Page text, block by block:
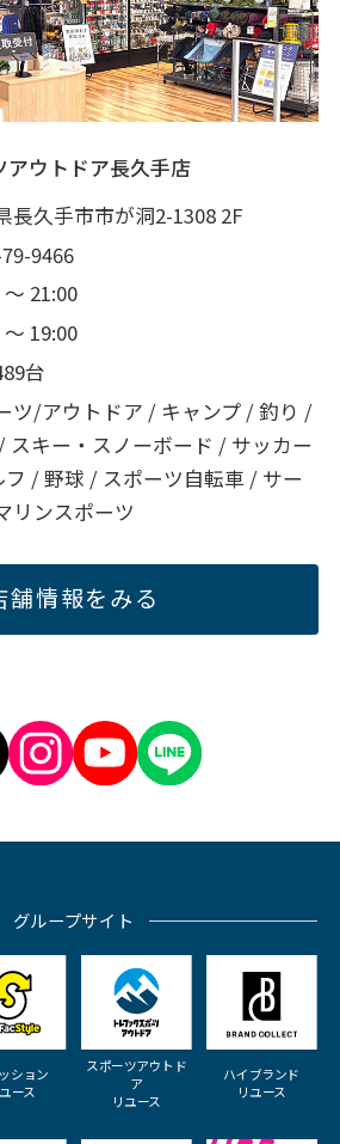
アウトドア長久手店
長久手市市が洞2-1308 2F
9466
～ 21:00
～ 19:00
台
ツ/アウトドア / キャンプ / 釣り /
スキー・スノーボード / サッカー
/ 野球 / スポーツ自転車 / サー
リンスポーツ
舗情報をみる
グループサイト
ション
ース
スポーツアウトド
ア
リユース
ハイブランド
リユース